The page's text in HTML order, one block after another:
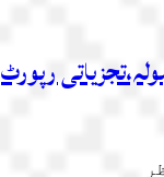
رپورٹ